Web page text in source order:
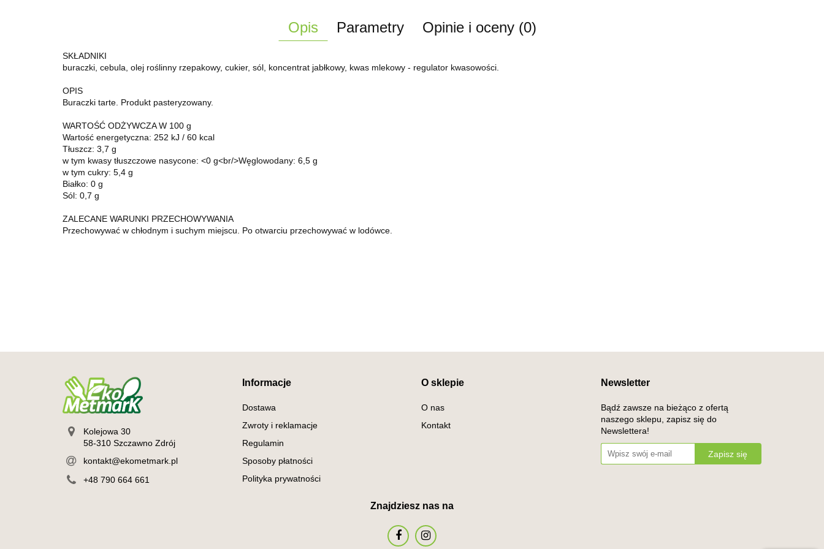
Opis Parametry Opinie i oceny (0)
SKŁADNIKI
buraczki, cebula, olej roślinny rzepakowy, cukier, sól, koncentrat jabłkowy, kwas mlekowy - regulator kwasowości.
OPIS
Buraczki tarte. Produkt pasteryzowany.
WARTOŚĆ ODŻYWCZA W 100 g
Wartość energetyczna: 252 kJ / 60 kcal
Tłuszcz: 3,7 g
w tym kwasy tłuszczowe nasycone: <0 g<br/>Węglowodany: 6,5 g
w tym cukry: 5,4 g
Białko: 0 g
Sól: 0,7 g
ZALECANE WARUNKI PRZECHOWYWANIA
Przechowywać w chłodnym i suchym miejscu. Po otwarciu przechowywać w lodówce.
Kolejowa 30
58-310 Szczawno Zdrój
kontakt@ekometmark.pl
+48 790 664 661
Informacje
Dostawa
Zwroty i reklamacje
Regulamin
Sposoby płatności
Polityka prywatności
O sklepie
O nas
Kontakt
Newsletter
Bądź zawsze na bieżąco z ofertą
naszego sklepu, zapisz się do
Newslettera!
Znajdziesz nas na